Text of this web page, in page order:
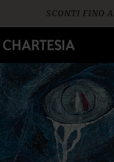
content
SCONTI FINO
Spedizione